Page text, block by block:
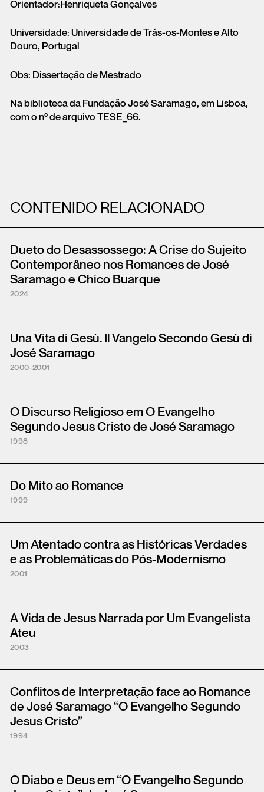
Orientador:Henriqueta Gonçalves
Universidade: Universidade de Trás-os-Montes e Alto
Douro, Portugal
Obs: Dissertação de Mestrado
Na biblioteca da Fundação José Saramago, em Lisboa,
com o nº de arquivo TESE_66.
CONTENIDO RELACIONADO
Dueto do Desassossego: A Crise do Sujeito
Contemporâneo nos Romances de José
Saramago e Chico Buarque
2024
Una Vita di Gesù. Il Vangelo Secondo Gesù di
José Saramago
2000-2001
O Discurso Religioso em O Evangelho
Segundo Jesus Cristo de José Saramago
1998
Do Mito ao Romance
1999
Um Atentado contra as Históricas Verdades
e as Problemáticas do Pós-Modernismo
2001
A Vida de Jesus Narrada por Um Evangelista
Ateu
2003
Conflitos de Interpretação face ao Romance
de José Saramago “O Evangelho Segundo
Jesus Cristo”
1994
O Diabo e Deus em “O Evangelho Segundo